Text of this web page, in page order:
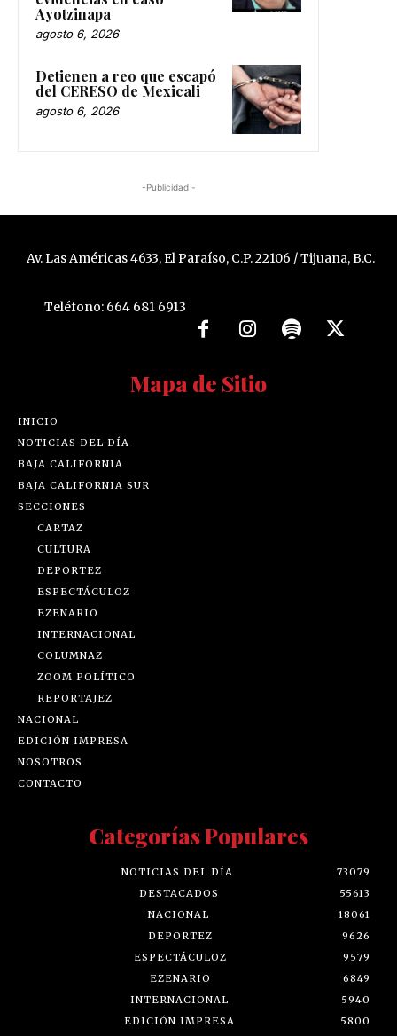
Ayotzinapa
agosto 6, 2026
Detienen a reo que escapó
del CERESO de Mexicali
agosto 6, 2026
-Publicidad -
Av. Las Américas 4633, El Paraíso, C.P. 22106 / Tijuana, B.C.
Teléfono: 664 681 6913
Mapa de Sitio
INICIO
NOTICIAS DEL DÍA
BAJA CALIFORNIA
BAJA CALIFORNIA SUR
SECCIONES
CARTAZ
CULTURA
DEPORTEZ
ESPECTÁCULOZ
EZENARIO
INTERNACIONAL
COLUMNAZ
ZOOM POLÍTICO
REPORTAJEZ
NACIONAL
EDICIÓN IMPRESA
NOSOTROS
CONTACTO
Categorías Populares
NOTICIAS DEL DÍA
73079
DESTACADOS
55613
NACIONAL
18061
DEPORTEZ
9626
ESPECTÁCULOZ
9579
EZENARIO
6849
INTERNACIONAL
5940
EDICIÓN IMPRESA
5800